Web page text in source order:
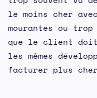
le moins cher
mourantes ou
que le client
les mêmes
facturer plus